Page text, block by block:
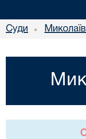
Суди •